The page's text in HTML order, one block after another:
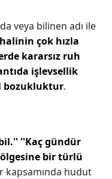
veya bilinen adı ile
çok hızla
kararsız ruh
işlevsellik
bozukluktur.
''Kaç gündür
bir türlü
kapsamında hudut